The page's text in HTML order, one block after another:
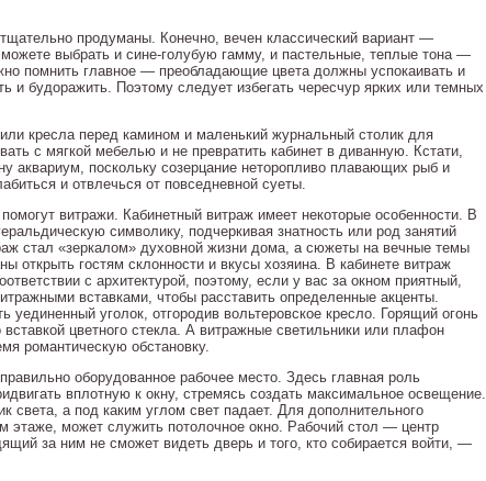
продуманы. Конечно, вечен классический вариант —
выбрать и сине-голубую гамму, и пастельные, теплые тона —
помнить главное — преобладающие цвета должны успокаивать и
и будоражить. Поэтому следует избегать чересчур ярких или темных
кресла перед камином и маленький журнальный столик для
с мягкой мебелью и не превратить кабинет в диванную. Кстати,
аквариум, поскольку созерцание неторопливо плавающих рыб и
и отвлечься от повседневной суеты.
витражи. Кабинетный витраж имеет некоторые особенности. В
символику, подчеркивая знатность или род занятий
стал «зеркалом» духовной жизни дома, а сюжеты на вечные темы
открыть гостям склонности и вкусы хозяина. В кабинете витраж
с архитектурой, поэтому, если у вас за окном приятный,
вставками, чтобы расставить определенные акценты.
уголок, отгородив вольтеровское кресло. Горящий огонь
цветного стекла. А витражные светильники или плафон
романтическую обстановку.
оборудованное рабочее место. Здесь главная роль
вплотную к окну, стремясь создать максимальное освещение.
света, а под каким углом свет падает. Для дополнительного
этаже, может служить потолочное окно. Рабочий стол — центр
за ним не сможет видеть дверь и того, кто собирается войти, —